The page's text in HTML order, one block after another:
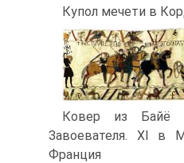
Купол мечети в
Ковер из Байё
Завоевателя. XI в
Франция